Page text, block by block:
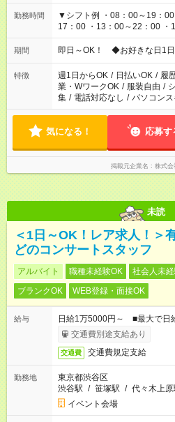
勤務時間
▼シフト例 ・08：00～19：
17：00 ・13：00～22：00 ・16：00～
仕事により勤務時間が異なり
期間 即日～OK！ ◆お好きな日1
特徴 週1日からOK / 日払いOK / 履
業・WワークOK / 服装自由 /
集 / 電話対応なし / パソコン
気になる！ 応募す
掲載元企業名 株式
未読
＜1日～OK！レア求人！＞
どのコンサートスタッフ
アルバイト 職種未経験OK 社会人未
ブランクOK
WEB登録・面接OK
給与
日給1万5000円～ ■最大で日
交通費別途支給あり
交通費 交通費規定支給
勤務地
東京都渋谷区
渋谷駅 / 笹塚駅 / 代々木上原
イベント会場